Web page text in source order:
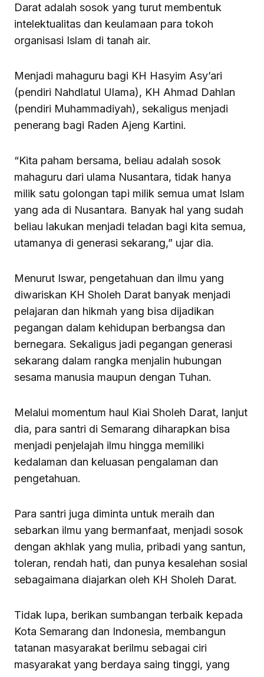
Darat adalah sosok yang turut membentuk
intelektualitas dan keulamaan para tokoh
organisasi Islam di tanah air.
Menjadi mahaguru bagi KH Hasyim Asy’ari
(pendiri Nahdlatul Ulama), KH Ahmad Dahlan
(pendiri Muhammadiyah), sekaligus menjadi
penerang bagi Raden Ajeng Kartini.
“Kita paham bersama, beliau adalah sosok
mahaguru dari ulama Nusantara, tidak hanya
milik satu golongan tapi milik semua umat Islam
yang ada di Nusantara. Banyak hal yang sudah
beliau lakukan menjadi teladan bagi kita semua,
utamanya di generasi sekarang,” ujar dia.
Menurut Iswar, pengetahuan dan ilmu yang
diwariskan KH Sholeh Darat banyak menjadi
pelajaran dan hikmah yang bisa dijadikan
pegangan dalam kehidupan berbangsa dan
bernegara. Sekaligus jadi pegangan generasi
sekarang dalam rangka menjalin hubungan
sesama manusia maupun dengan Tuhan.
Melalui momentum haul Kiai Sholeh Darat, lanjut
dia, para santri di Semarang diharapkan bisa
menjadi penjelajah ilmu hingga memiliki
kedalaman dan keluasan pengalaman dan
pengetahuan.
Para santri juga diminta untuk meraih dan
sebarkan ilmu yang bermanfaat, menjadi sosok
dengan akhlak yang mulia, pribadi yang santun,
toleran, rendah hati, dan punya kesalehan sosial
sebagaimana diajarkan oleh KH Sholeh Darat.
Tidak lupa, berikan sumbangan terbaik kepada
Kota Semarang dan Indonesia, membangun
tatanan masyarakat berilmu sebagai ciri
masyarakat yang berdaya saing tinggi, yang